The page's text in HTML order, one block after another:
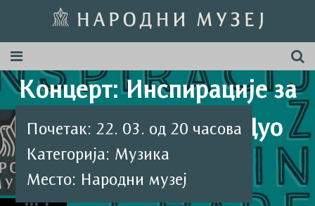
Концерт: Инспирације за
виолину и харфу - Дуо
''Едит''
Почетак: 22. 03. од 20 часова
Категорија: Музика
Место: Народни музеј